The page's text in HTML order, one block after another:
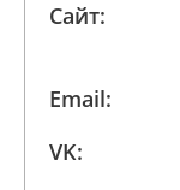
Сайт:
Email:
VK: